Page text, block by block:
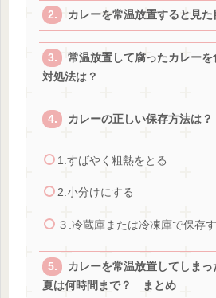
カレーを常温放置すると見た
常温放置して腐ったカレー
対処法は？
カレーの正しい保存方法は？
1.すばやく粗熱をとる
2.小分けにする
３.冷蔵庫または冷凍庫で保存
カレーを常温放置してしま
夏は何時間まで？ まとめ